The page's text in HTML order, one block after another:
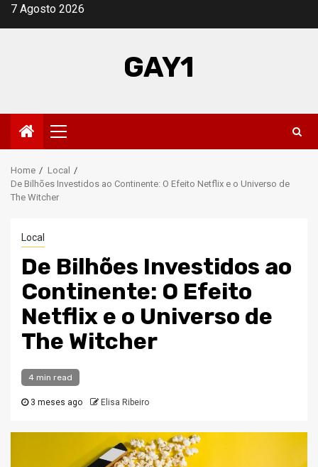
Skip7 Agosto 2026
GAY1
Primary
Menu
Home
Local
De Bilhões Investidos ao Continente: O Efeito Netflix e o Universo de
The Witcher
Local
De Bilhões Investidos ao
Continente: O Efeito
Netflix e o Universo de
The Witcher
4 min read
3 meses ago Elisa Ribeiro